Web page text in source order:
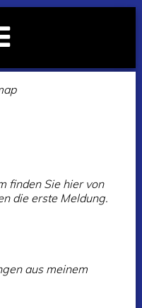
finden Sie hier von
die erste Meldung.
aus meinem